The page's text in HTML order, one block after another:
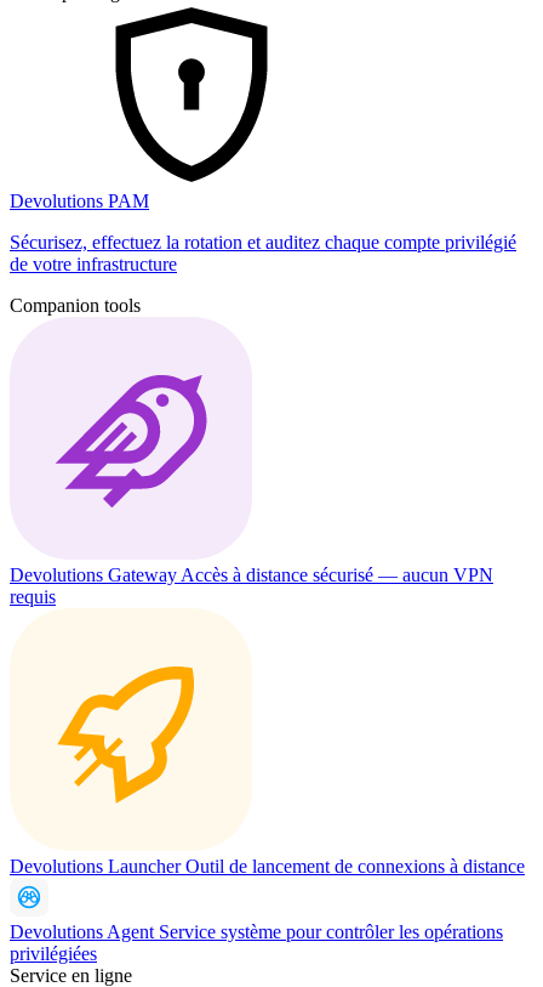
Devolutions PAM
Sécurisez, effectuez la rotation et auditez chaque compte privilégié
de votre infrastructure
Companion tools
Devolutions Gateway Accès à distance sécurisé — aucun VPN
requis
Devolutions LauncherOutil de lancement de connexions à distance
Devolutions Agent Service système pour contrôler les opérations
privilégiées
Service en ligne